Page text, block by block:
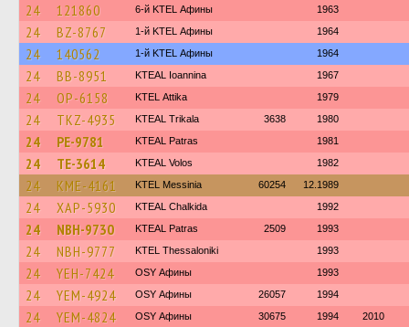
24 121860 6-й KTEL Афины 1963
24 BZ-8767 1-й KTEL Афины 1964
24 140562 1-й KTEL Афины 1964
24 BB-8951 KTEAL Ioannina 1967
24 OP-6158 KΤΕL Αttika 1979
24 TKZ-4935 KTEAL Trikala 3638 1980
24 PE-9781 KTEAL Patras 1981
24 TE-3614 KTEAL Volos 1982
24 KME-4161 KTEL Messinia 60254 12.1989
24 XAP-5930 KTEAL Chalkida 1992
24 NBH-9730 KTEAL Patras 2509 1993
24 NBH-9777 KTEL Thessaloniki 1993
24 YEH-7424 OSY Афины 1993
24 YEM-4924 OSY Афины 26057 1994
24 YEM-4824 OSY Афины 30675 1994 2010